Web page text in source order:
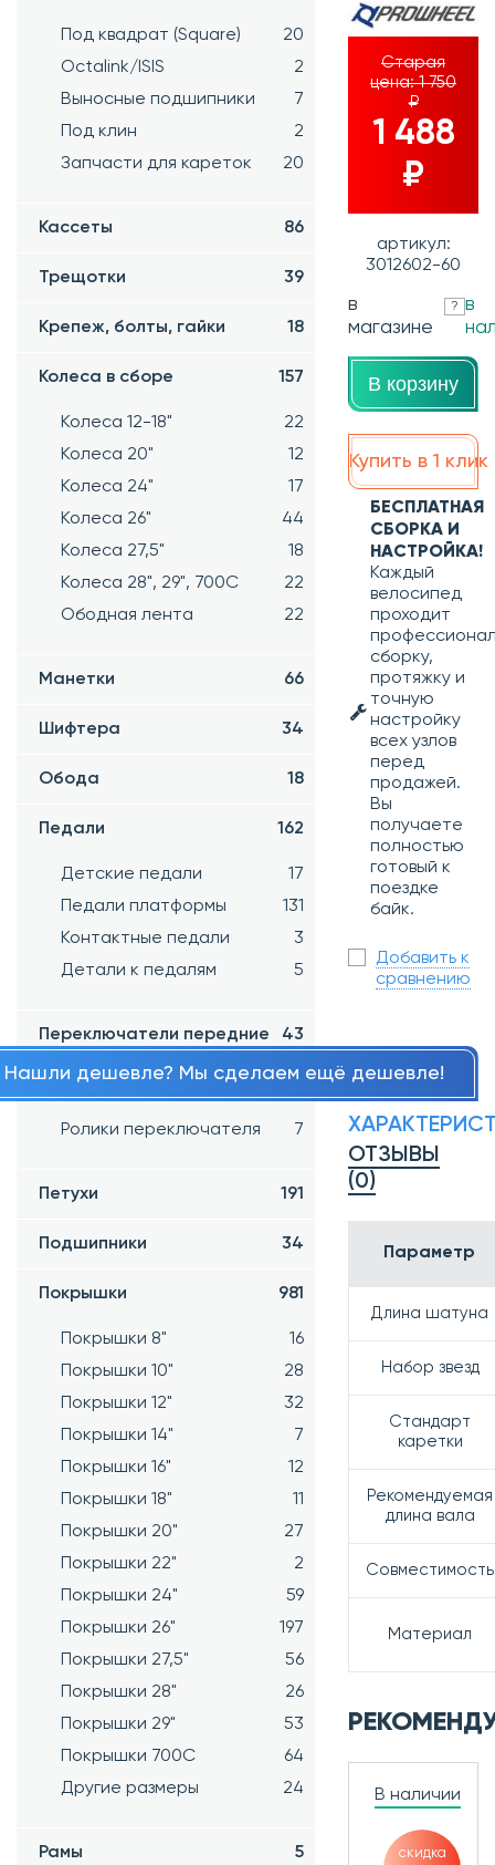
Под квадрат (Square)
20
Octalink/ISIS
2
Выносные подшипники
7
Под клин
2
Запчасти для кареток
20
Кассеты 86
Трещотки 39
Крепеж, болты, гайки 18
Колеса в сборе 157
Колеса 12-18"
22
Колеса 20"
12
Колеса 24"
17
Колеса 26"
44
Колеса 27,5"
18
Колеса 28", 29", 700С
22
Ободная лента
22
Манетки 66
Шифтера 34
Обода 18
Педали 162
Детские педали
17
Педали платформы
131
Контактные педали
3
Детали к педалям
5
Переключатели передние 43
Переключатели задние 65
Ролики переключателя 7
Петухи 191
Подшипники 34
Покрышки 981
Покрышки 8"
16
Покрышки 10"
28
Покрышки 12"
32
Покрышки 14"
7
Покрышки 16"
12
Покрышки 18"
11
Покрышки 20"
27
Покрышки 22"
2
Покрышки 24"
59
Покрышки 26"
197
Покрышки 27,5"
56
Покрышки 28"
26
Покрышки 29"
53
Покрышки 700C
64
Другие размеры
24
Рамы 5
Старая
цена:1 750
₽
1 488
₽
артикул:
3012602-60
в
магазине
? в
В корзину
Купить в 1 клик
БЕСПЛАТНАЯ
СБОРКА И
НАСТРОЙКА!
Каждый
велосипед
проходит
сборку,
протяжку и
точную
настройку
всех узлов
перед
продажей.
Вы
получаете
полностью
готовый к
поездке
байк.
Добавить к
сравнению
Нашли дешевле? Мы сделаем ещё дешевле!
ОТЗЫВЫ
(0)
Параметр
Длина шатуна
Набор звезд
Стандарт
каретки
Рекомендуемая
длина вала
Совместимость
Материал
В наличии
скидка